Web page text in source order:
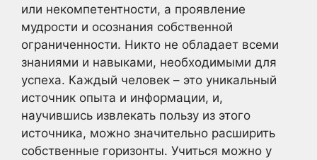
или некомпетентности, а проявление
мудрости и осознания собственной
ограниченности. Никто не обладает всеми
знаниями и навыками, необходимыми для
успеха. Каждый человек – это уникальный
источник опыта и информации, и,
научившись извлекать пользу из этого
источника, можно значительно расширить
собственные горизонты. Учиться можно у